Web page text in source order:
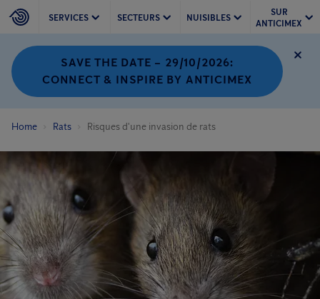
SERVICES SECTEURS NUISIBLES
SUR
ANTICIMEX
SAVE THE DATE – 29/10/2026:
CONNECT & INSPIRE BY ANTICIMEX
Home Rats Risques d'une invasion de rats